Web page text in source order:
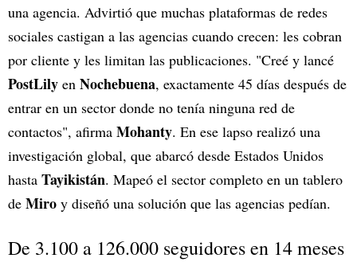
una agencia. Advirtió que muchas plataformas de redes
sociales castigan a las agencias cuando crecen: les cobran
por cliente y les limitan las publicaciones. "Creé y lancé
PostLily en Nochebuena, exactamente 45 días después de
entrar en un sector donde no tenía ninguna red de
contactos", afirma Mohanty. En ese lapso realizó una
investigación global, que abarcó desde Estados Unidos
hasta Tayikistán. Mapeó el sector completo en un tablero
de Miro y diseñó una solución que las agencias pedían.
De 3.100 a 126.000 seguidores en 14 meses